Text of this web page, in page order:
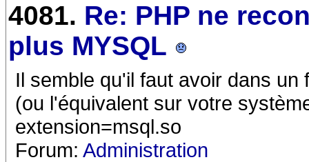
4081. Re: PHP ne
plus MYSQL
Il semble qu'il faut avoir dans
(ou l'équivalent sur votre
extension=msql.so
Forum: Administration